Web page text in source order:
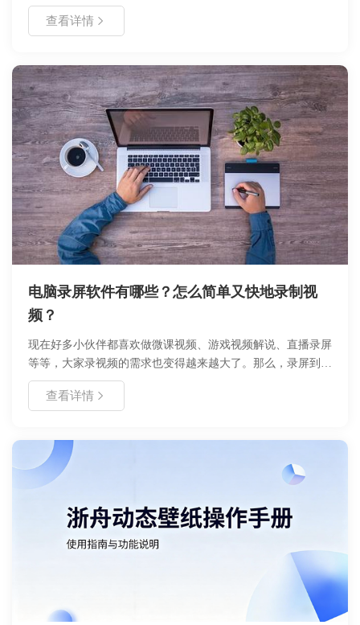
绍如何使用浙舟 OFD 转换工具，免费、安全地将 OFD 文件
转为 PDF。无需复杂配置，三步即可完成转换，保留原文档
查看详情
电脑录屏软件有哪些？怎么简单又快地录制视
频？
现在好多小伙伴都喜欢做微课视频、游戏视频解说、直播录屏
等等，大家录视频的需求也变得越来越大了。那么，录屏到底
用什么软件好？ 就我自己的经验来说我用过好哈录屏、
Window自带录屏、oCam、GifCam～后面三个主要拿来录制
般还是用好哈录屏，简单好上手，我一般会录制成1080P的高
清视频，体积也小～,我之前一直在录制网课视频和我玩吃鸡
游戏的视频，一些快捷键操作还是比较好用的。好了，我直接
频、微课视频、直播视频或者网上在线电影都是适用的。
查看详情